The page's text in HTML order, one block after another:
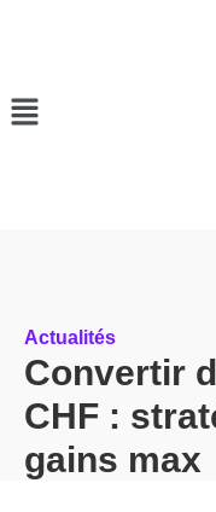
Actualités
Convertir
CHF :
gains max